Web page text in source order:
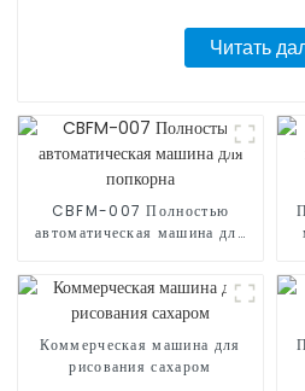
Читать
CBFM-007 Полностью
автоматическая машина для
Коммерческая машина для
рисования сахаром